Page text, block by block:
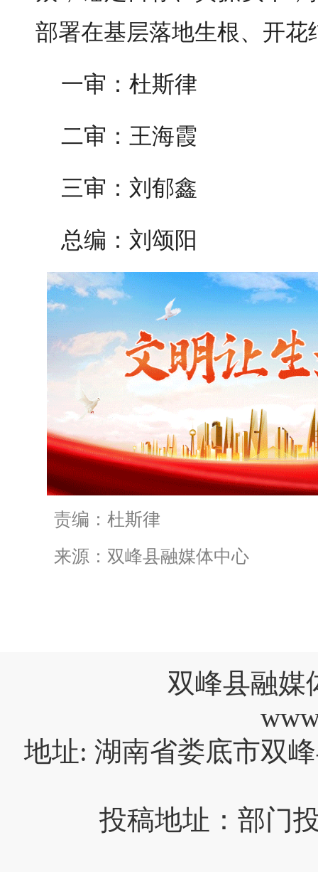
部署在基层落地生根、开花
一审：杜斯律
二审：王海霞
三审：刘郁鑫
总编：刘颂阳
责编：杜斯律
来源：双峰县融媒体中心
双峰县融媒
地址: 湖南省娄底市双
投稿地址：部门